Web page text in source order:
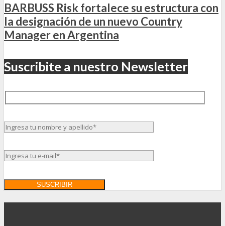
BARBUSS Risk fortalece su estructura con
la designación de un nuevo Country
Manager en Argentina
Suscribite a nuestro Newsletter